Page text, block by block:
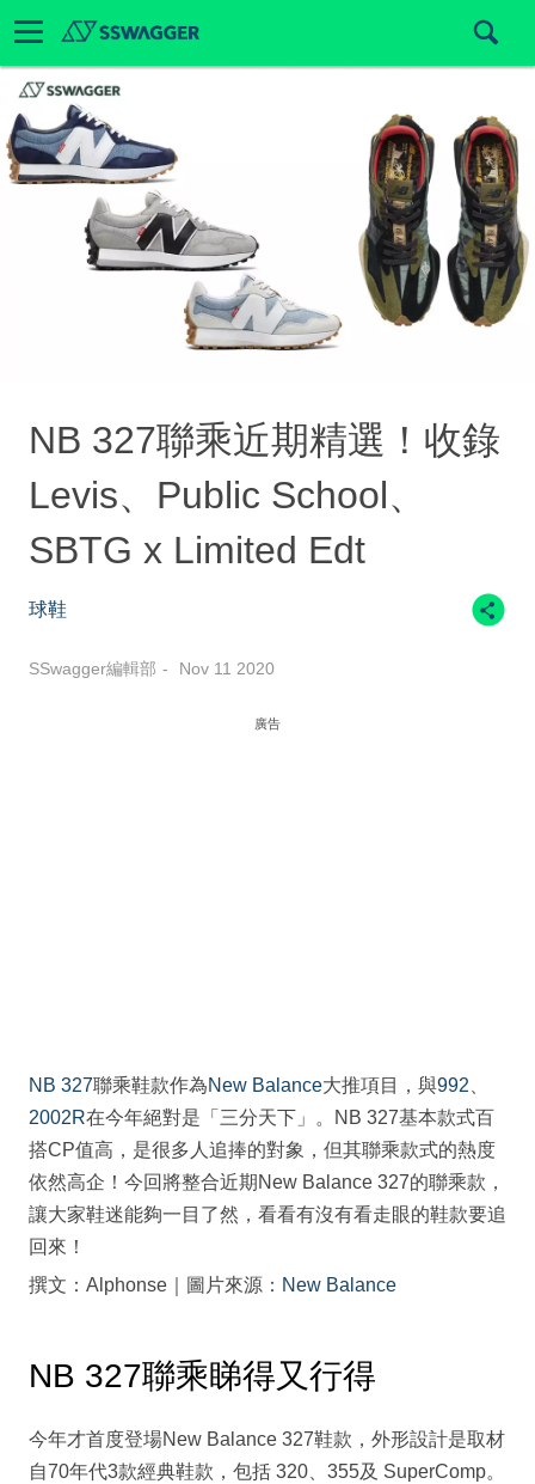
NB 327聯乘近期精選！收錄
Levis、Public School、
SBTG x Limited Edt
球鞋
SSwagger編輯部 Nov 11 2020
廣告
NB 327聯乘鞋款作為New Balance大推項目，與992
2002R在今年絕對是「三分天下」。NB 327基本款式百
搭CP值高，是很多人追捧的對象，但其聯乘款式的熱度
依然高企！今回將整合近期New Balance 327的聯乘款，
讓大家鞋迷能夠一目了然，看看有沒有看走眼的鞋款要追
回來！
撰文：Alphonse｜圖片來源： New Balance
NB 327聯乘睇得又行得
今年才首度登場New Balance 327鞋款，外形設計是取材
自70年代3款經典鞋款，包括 320、355及 SuperComp。